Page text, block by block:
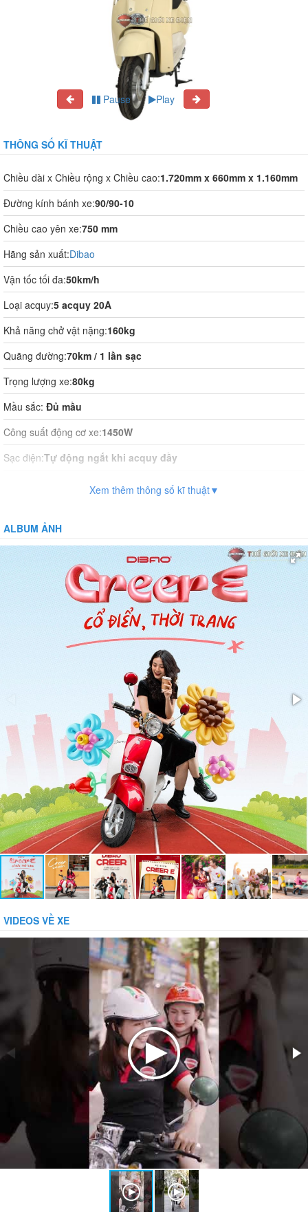
Pause Play
THÔNG SỐ KĨ THUẬT
Chiều dài x Chiều rộng x Chiều cao:1.720mm x 660mm x 1.160mm
Đường kính bánh xe:90/90-10
Chiều cao yên xe:750 mm
Hãng sản xuất:Dibao
Vận tốc tối đa:50km/h
Loại acquy:5 acquy 20A
Khả năng chở vật nặng:160kg
Quãng đường:70km / 1 lần sạc
Trọng lượng xe:80kg
Mầu sắc: Đủ mầu
Công suất động cơ xe:1450W
Sạc điện:Tự động ngắt khi acquy đầy
10-12h
Hệ thống phanh:
Có
Bánh xe:
Không săm
Gương, Sạc, Khóa báo động chống trộm
Xem thêm thông số kĩ thuật▼
ALBUM ẢNH
VIDEOS VỀ XE